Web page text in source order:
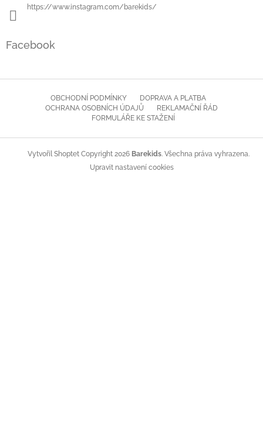
https://www.instagram.com/barekids/
Facebook
OBCHODNÍ PODMÍNKY
DOPRAVA A PLATBA
OCHRANA OSOBNÍCH ÚDAJŮ
REKLAMAČNÍ ŘÁD
FORMULÁŘE KE STAŽENÍ
Vytvořil Shoptet Copyright 2026 Barekids. Všechna práva vyhrazena.
Upravit nastavení cookies